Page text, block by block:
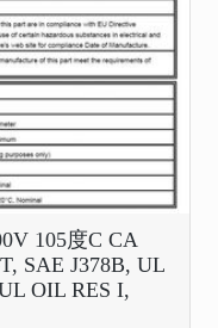
105度C CA
SAE J378B, UL
OIL RES I,